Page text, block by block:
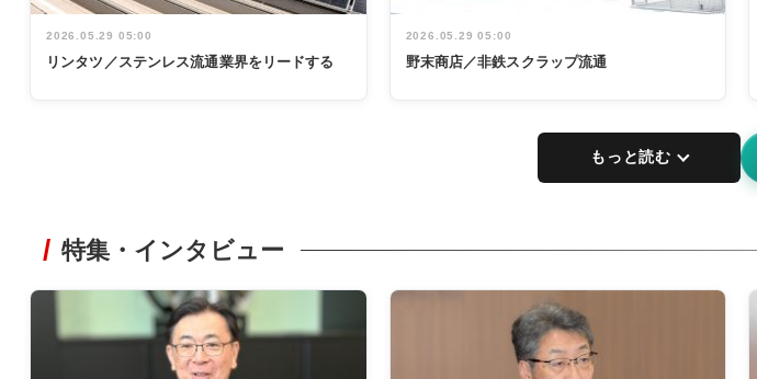
2026.05.29 05:00
リンタツ／ステンレス流通業界をリードする
2026.05.29 05:00
野末商店／非鉄スクラップ流通
もっと読む
特集・インタビュー